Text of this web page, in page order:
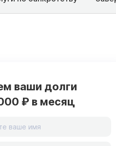
ваши долги
₽ в месяц